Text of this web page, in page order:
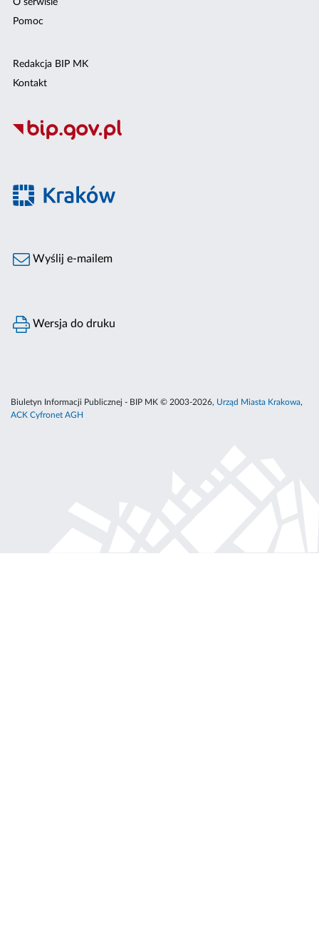
O serwisie
Pomoc
Redakcja BIP MK
Kontakt
Wyślij e-mailem
Wersja do druku
Biuletyn Informacji Publicznej - BIP MK © 2003-2026, Urząd Miasta Krakowa,
ACK Cyfronet AGH